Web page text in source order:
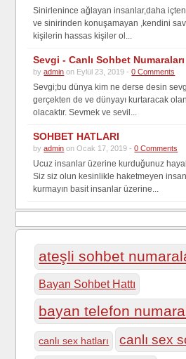
Sinirlenince ağlayan insanlar,daha
ve sinirinden konuşamayan ,kendini
kişilerin hassas kişiler ol...
Sevgi - Canlı Sohbet Numaraları
byadmin on Eylül 23, 2019 -0 Comments
Sevgi;bu dünya kim ne derse desin
gerçekten de ve dünyayı kurtaracak
olacaktır. Sevmek ve sevil...
SOHBET HATLARI
byadmin on Ocak 17, 2019 -0 Comments
Ucuz insanlar üzerine kurduğunuz
Siz siz olun kesinlikle haketmeyen
kurmayın basit insanlar üzerine...
ateşli sohbet
Bayan Sohbet Hattı
bayan telefon
canlı sex hatları canlı sex